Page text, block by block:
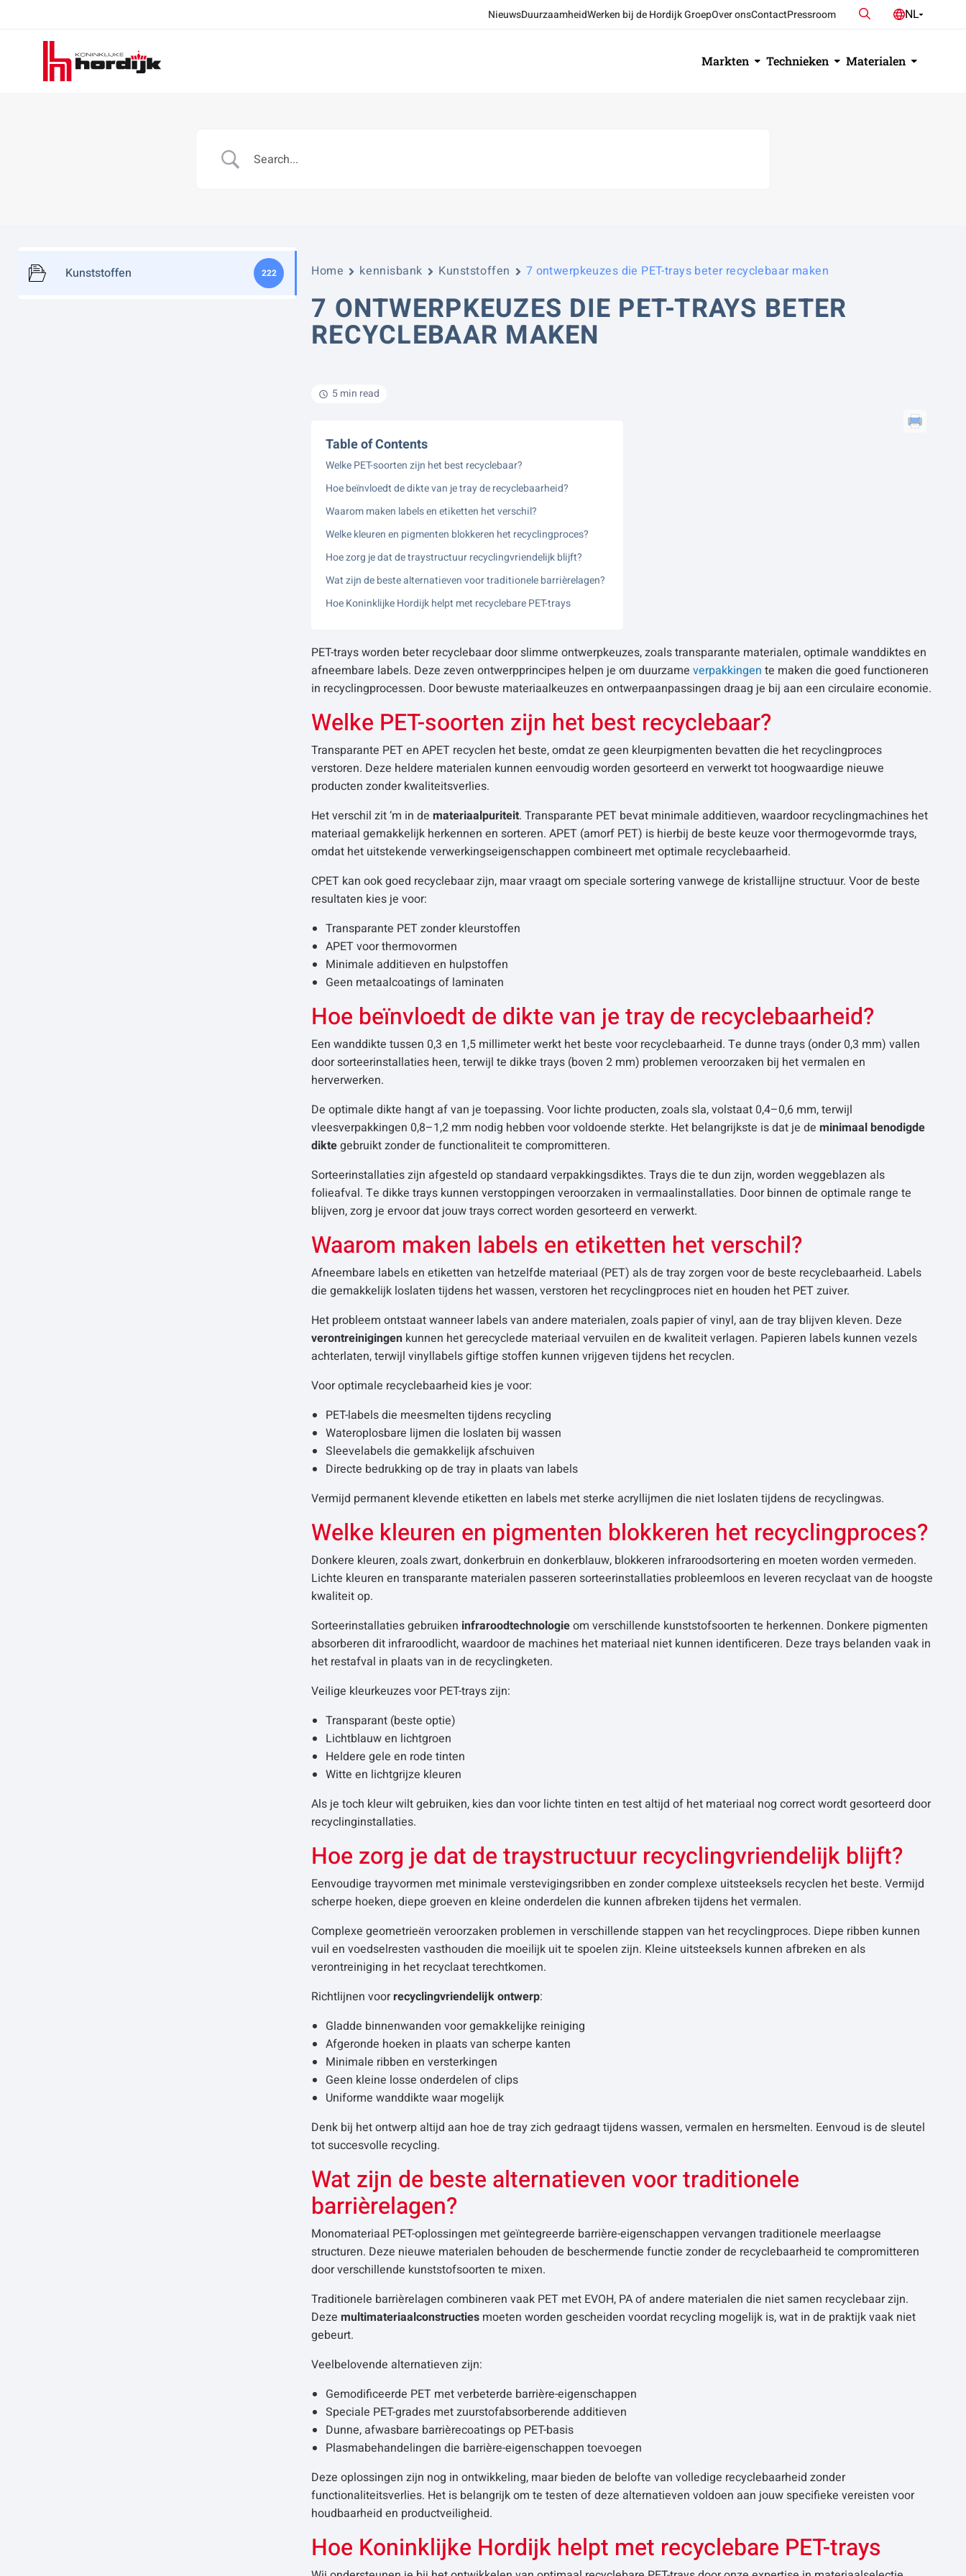
NieuwsDuurzaamheidWerken bij de Hordijk GroepOver onsContactPressroom ZoekenNL
Koninklijke
Hordijk
Markten Technieken Materialen
Kunststoffen 222 Home kennisbank Kunststoffen 7 ontwerpkeuzes die PET-trays beter recyclebaar maken
7 ONTWERPKEUZES DIE PET-TRAYS BETER
RECYCLEBAAR MAKEN
5 min read
Table of Contents
Welke PET-soorten zijn het best recyclebaar?
Hoe beïnvloedt de dikte van je tray de recyclebaarheid?
Waarom maken labels en etiketten het verschil?
Welke kleuren en pigmenten blokkeren het recyclingproces?
Hoe zorg je dat de traystructuur recyclingvriendelijk blijft?
Wat zijn de beste alternatieven voor traditionele barrièrelagen?
Hoe Koninklijke Hordijk helpt met recyclebare PET-trays
PET-trays worden beter recyclebaar door slimme ontwerpkeuzes, zoals transparante materialen, optimale wanddiktes en
afneembare labels. Deze zeven ontwerpprincipes helpen je om duurzameverpakkingen te maken die goed functioneren
in recyclingprocessen. Door bewuste materiaalkeuzes en ontwerpaanpassingen draag je bij aan een circulaire economie.
Welke PET-soorten zijn het best recyclebaar?
Transparante PET en APET recyclen het beste, omdat ze geen kleurpigmenten bevatten die het recyclingproces
verstoren. Deze heldere materialen kunnen eenvoudig worden gesorteerd en verwerkt tot hoogwaardige nieuwe
producten zonder kwaliteitsverlies.
Het verschil zit ‘m in demateriaalpuriteit. Transparante PET bevat minimale additieven, waardoor recyclingmachines het
materiaal gemakkelijk herkennen en sorteren. APET (amorf PET) is hierbij de beste keuze voor thermogevormde trays,
omdat het uitstekende verwerkingseigenschappen combineert met optimale recyclebaarheid.
CPET kan ook goed recyclebaar zijn, maar vraagt om speciale sortering vanwege de kristallijne structuur. Voor de beste
resultaten kies je voor:
Transparante PET zonder kleurstoffen
APET voor thermovormen
Minimale additieven en hulpstoffen
Geen metaalcoatings of laminaten
Hoe beïnvloedt de dikte van je tray de recyclebaarheid?
Een wanddikte tussen 0,3 en 1,5 millimeter werkt het beste voor recyclebaarheid. Te dunne trays (onder 0,3 mm) vallen
door sorteerinstallaties heen, terwijl te dikke trays (boven 2 mm) problemen veroorzaken bij het vermalen en
herverwerken.
De optimale dikte hangt af van je toepassing. Voor lichte producten, zoals sla, volstaat 0,4–0,6 mm, terwijl
vleesverpakkingen 0,8–1,2 mm nodig hebben voor voldoende sterkte. Het belangrijkste is dat je deminimaal benodigde
diktegebruikt zonder de functionaliteit te compromitteren.
Sorteerinstallaties zijn afgesteld op standaard verpakkingsdiktes. Trays die te dun zijn, worden weggeblazen als
folieafval. Te dikke trays kunnen verstoppingen veroorzaken in vermaalinstallaties. Door binnen de optimale range te
blijven, zorg je ervoor dat jouw trays correct worden gesorteerd en verwerkt.
Waarom maken labels en etiketten het verschil?
Afneembare labels en etiketten van hetzelfde materiaal (PET) als de tray zorgen voor de beste recyclebaarheid. Labels
die gemakkelijk loslaten tijdens het wassen, verstoren het recyclingproces niet en houden het PET zuiver.
Het probleem ontstaat wanneer labels van andere materialen, zoals papier of vinyl, aan de tray blijven kleven. Deze
verontreinigingen kunnen het gerecyclede materiaal vervuilen en de kwaliteit verlagen. Papieren labels kunnen vezels
achterlaten, terwijl vinyllabels giftige stoffen kunnen vrijgeven tijdens het recyclen.
Voor optimale recyclebaarheid kies je voor:
PET-labels die meesmelten tijdens recycling
Wateroplosbare lijmen die loslaten bij wassen
Sleevelabels die gemakkelijk afschuiven
Directe bedrukking op de tray in plaats van labels
Vermijd permanent klevende etiketten en labels met sterke acryllijmen die niet loslaten tijdens de recyclingwas.
Welke kleuren en pigmenten blokkeren het recyclingproces?
Donkere kleuren, zoals zwart, donkerbruin en donkerblauw, blokkeren infraroodsortering en moeten worden vermeden.
Lichte kleuren en transparante materialen passeren sorteerinstallaties probleemloos en leveren recyclaat van de hoogste
kwaliteit op.
Sorteerinstallaties gebruiken infraroodtechnologieom verschillende kunststofsoorten te herkennen. Donkere pigmenten
absorberen dit infraroodlicht, waardoor de machines het materiaal niet kunnen identificeren. Deze trays belanden vaak in
het restafval in plaats van in de recyclingketen.
Veilige kleurkeuzes voor PET-trays zijn:
Transparant (beste optie)
Lichtblauw en lichtgroen
Heldere gele en rode tinten
Witte en lichtgrijze kleuren
Als je toch kleur wilt gebruiken, kies dan voor lichte tinten en test altijd of het materiaal nog correct wordt gesorteerd door
recyclinginstallaties.
Hoe zorg je dat de traystructuur recyclingvriendelijk blijft?
Eenvoudige trayvormen met minimale verstevigingsribben en zonder complexe uitsteeksels recyclen het beste. Vermijd
scherpe hoeken, diepe groeven en kleine onderdelen die kunnen afbreken tijdens het vermalen.
Complexe geometrieën veroorzaken problemen in verschillende stappen van het recyclingproces. Diepe ribben kunnen
vuil en voedselresten vasthouden die moeilijk uit te spoelen zijn. Kleine uitsteeksels kunnen afbreken en als
verontreiniging in het recyclaat terechtkomen.
Richtlijnen voorrecyclingvriendelijk ontwerp:
Gladde binnenwanden voor gemakkelijke reiniging
Afgeronde hoeken in plaats van scherpe kanten
Minimale ribben en versterkingen
Geen kleine losse onderdelen of clips
Uniforme wanddikte waar mogelijk
Denk bij het ontwerp altijd aan hoe de tray zich gedraagt tijdens wassen, vermalen en hersmelten. Eenvoud is de sleutel
tot succesvolle recycling.
Wat zijn de beste alternatieven voor traditionele
barrièrelagen?
Monomateriaal PET-oplossingen met geïntegreerde barrière-eigenschappen vervangen traditionele meerlaagse
structuren. Deze nieuwe materialen behouden de beschermende functie zonder de recyclebaarheid te compromitteren
door verschillende kunststofsoorten te mixen.
Traditionele barrièrelagen combineren vaak PET met EVOH, PA of andere materialen die niet samen recyclebaar zijn.
Dezemultimateriaalconstructies moeten worden gescheiden voordat recycling mogelijk is, wat in de praktijk vaak niet
gebeurt.
Veelbelovende alternatieven zijn:
Gemodificeerde PET met verbeterde barrière-eigenschappen
Speciale PET-grades met zuurstofabsorberende additieven
Dunne, afwasbare barrièrecoatings op PET-basis
Plasmabehandelingen die barrière-eigenschappen toevoegen
Deze oplossingen zijn nog in ontwikkeling, maar bieden de belofte van volledige recyclebaarheid zonder
functionaliteitsverlies. Het is belangrijk om te testen of deze alternatieven voldoen aan jouw specifieke vereisten voor
houdbaarheid en productveiligheid.
Hoe Koninklijke Hordijk helpt met recyclebare PET-trays